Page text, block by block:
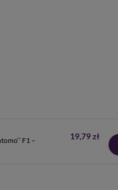
F1 –
19,79 zł